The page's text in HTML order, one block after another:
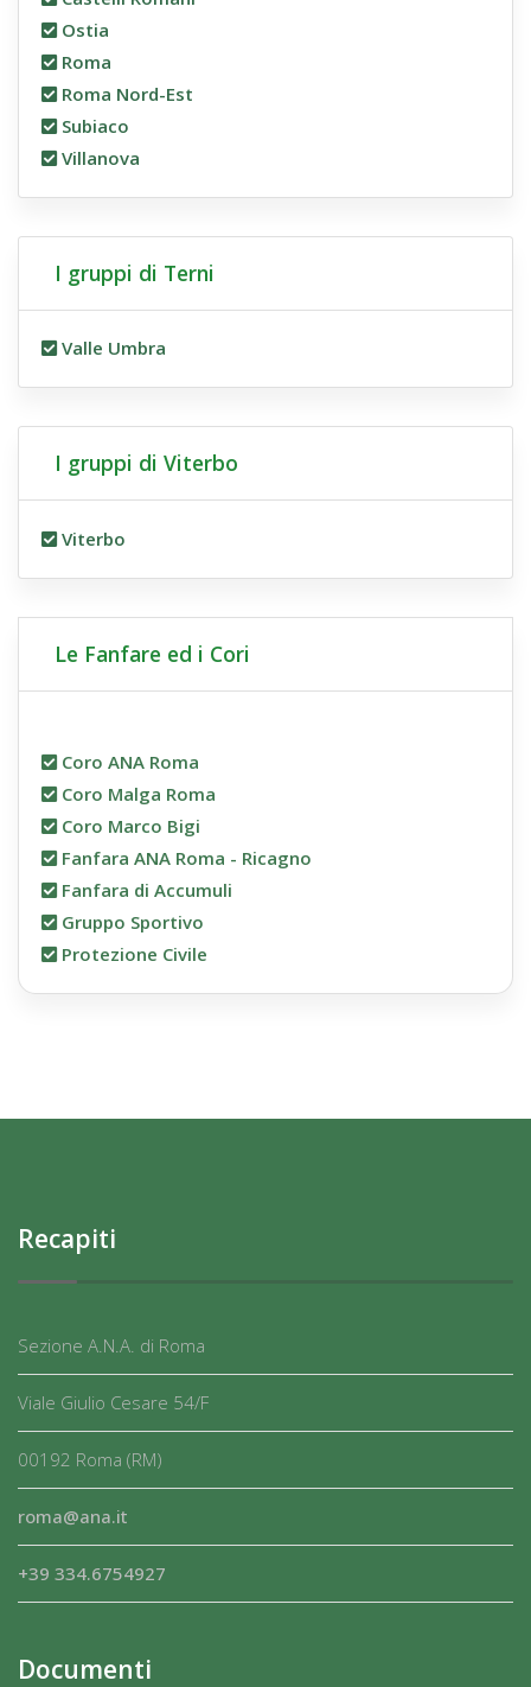
Ostia
Roma
Roma Nord-Est
Subiaco
Villanova
I gruppi di Terni
Valle Umbra
I gruppi di Viterbo
Viterbo
Le Fanfare ed i Cori
Coro ANA Roma
Coro Malga Roma
Coro Marco Bigi
Fanfara ANA Roma - Ricagno
Fanfara di Accumuli
Gruppo Sportivo
Protezione Civile
Recapiti
Sezione A.N.A. di Roma
Viale Giulio Cesare 54/F
00192 Roma (RM)
roma@ana.it
+39 334.6754927
Documenti